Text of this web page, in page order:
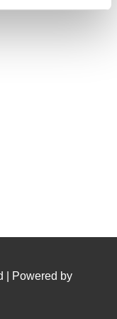
| Powered by